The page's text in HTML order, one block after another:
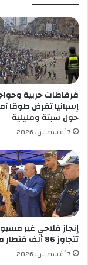
ويشكل هذا
مستقبل
عملية تمكن
مرحلة الفكرة
ملموسة، عبر
والمشاريع
ي
و
م
ق
ل
ة
ت
س
ج
ل
س
ي
ر
ا
ا
د
ي
ا
ل
ل
ح
م
فرقاطات حربية
إسبانيا تفرض طوقا
حول سبتة ومليلية
7 أغسطس، 2026
إنجاز فلاحي غير
تتجاوز 86 ألف قنطار من الحبوب
7 أغسطس، 2026